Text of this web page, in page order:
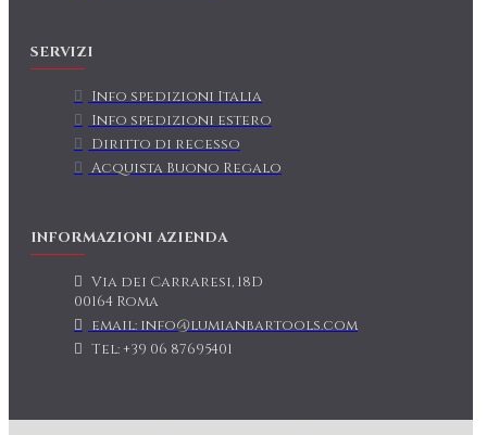
SERVIZI
Info spedizioni Italia
Info spedizioni estero
Diritto di recesso
Acquista Buono Regalo
INFORMAZIONI AZIENDA
Via dei Carraresi, 18D
00164 Roma
email: info@lumianbartools.com
Tel: +39 06 87695401